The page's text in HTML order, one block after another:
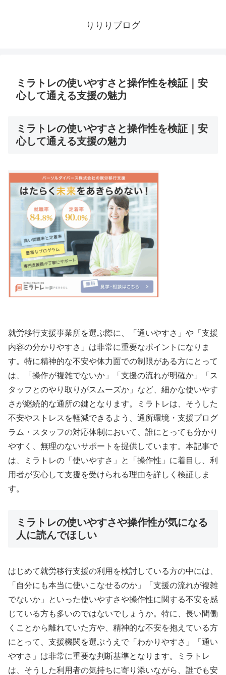
りりりブログ
ミラトレの使いやすさと操作性を検証｜安
心して通える支援の魅力
ミラトレの使いやすさと操作性を検証｜安
心して通える支援の魅力
就労移行支援事業所を選ぶ際に、「通いやすさ」や「支援
内容の分かりやすさ」は非常に重要なポイントになりま
す。特に精神的な不安や体力面での制限がある方にとって
は、「操作が複雑でないか」「支援の流れが明確か」「ス
タッフとのやり取りがスムーズか」など、細かな使いやす
さが継続的な通所の鍵となります。ミラトレは、そうした
不安やストレスを軽減できるよう、通所環境・支援プログ
ラム・スタッフの対応体制において、誰にとっても分かり
やすく、無理のないサポートを提供しています。本記事で
は、ミラトレの「使いやすさ」と「操作性」に着目し、利
用者が安心して支援を受けられる理由を詳しく検証しま
す。
ミラトレの使いやすさや操作性が気になる
人に読んでほしい
はじめて就労移行支援の利用を検討している方の中には、
「自分にも本当に使いこなせるのか」「支援の流れが複雑
でないか」といった使いやすさや操作性に関する不安を感
じている方も多いのではないでしょうか。特に、長い間働
くことから離れていた方や、精神的な不安を抱えている方
にとって、支援機関を選ぶうえで「わかりやすさ」「通い
やすさ」は非常に重要な判断基準となります。ミラトレ
は、そうした利用者の気持ちに寄り添いながら、誰でも安